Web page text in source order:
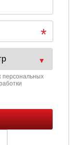
персональных